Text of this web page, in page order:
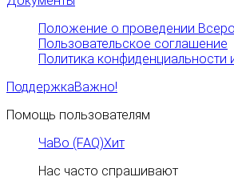
Положение о проведении
Пользовательское соглашение
Политика
ПоддержкаВажно!
Помощь пользователям
ЧаВо (FAQ)Хит
Нас часто спрашивают